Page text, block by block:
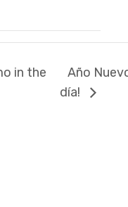
in the
Año
día!